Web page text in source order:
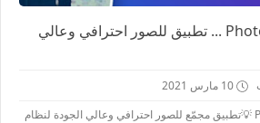
Photo-Collage-Pro-1.1.1 ... تطبيق للصور احترافي وعالي
10 مارس 2021
📲Photo-Collage-Pro-1.1.1 💡تطبيق مجمّع للصور احترافي وعالي الجودة لنظام